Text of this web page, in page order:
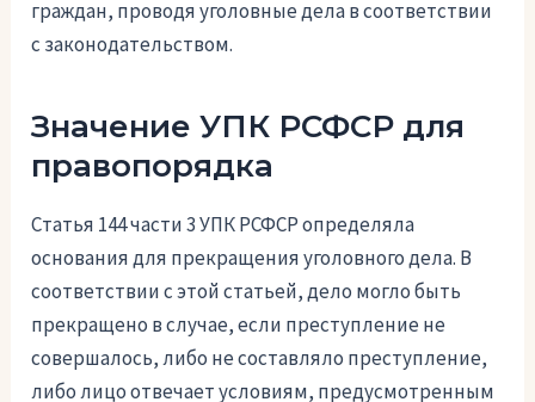
граждан, проводя уголовные дела в соответствии
с законодательством.
Значение УПК РСФСР для
правопорядка
Статья 144 части 3 УПК РСФСР определяла
основания для прекращения уголовного дела. В
соответствии с этой статьей, дело могло быть
прекращено в случае, если преступление не
совершалось, либо не составляло преступление,
либо лицо отвечает условиям, предусмотренным